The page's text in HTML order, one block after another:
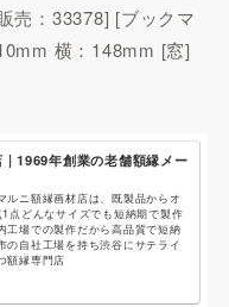
：33378] [ブックマ
横：148mm [窓]
| 1969年創業の老舗額縁メー
ルニ額縁画材店は、既製品からオ
点どんなサイズでも短納期で製作
工場での製作だから高品質で短納
の自社工場を持ち渋谷にサテライ
額縁専門店